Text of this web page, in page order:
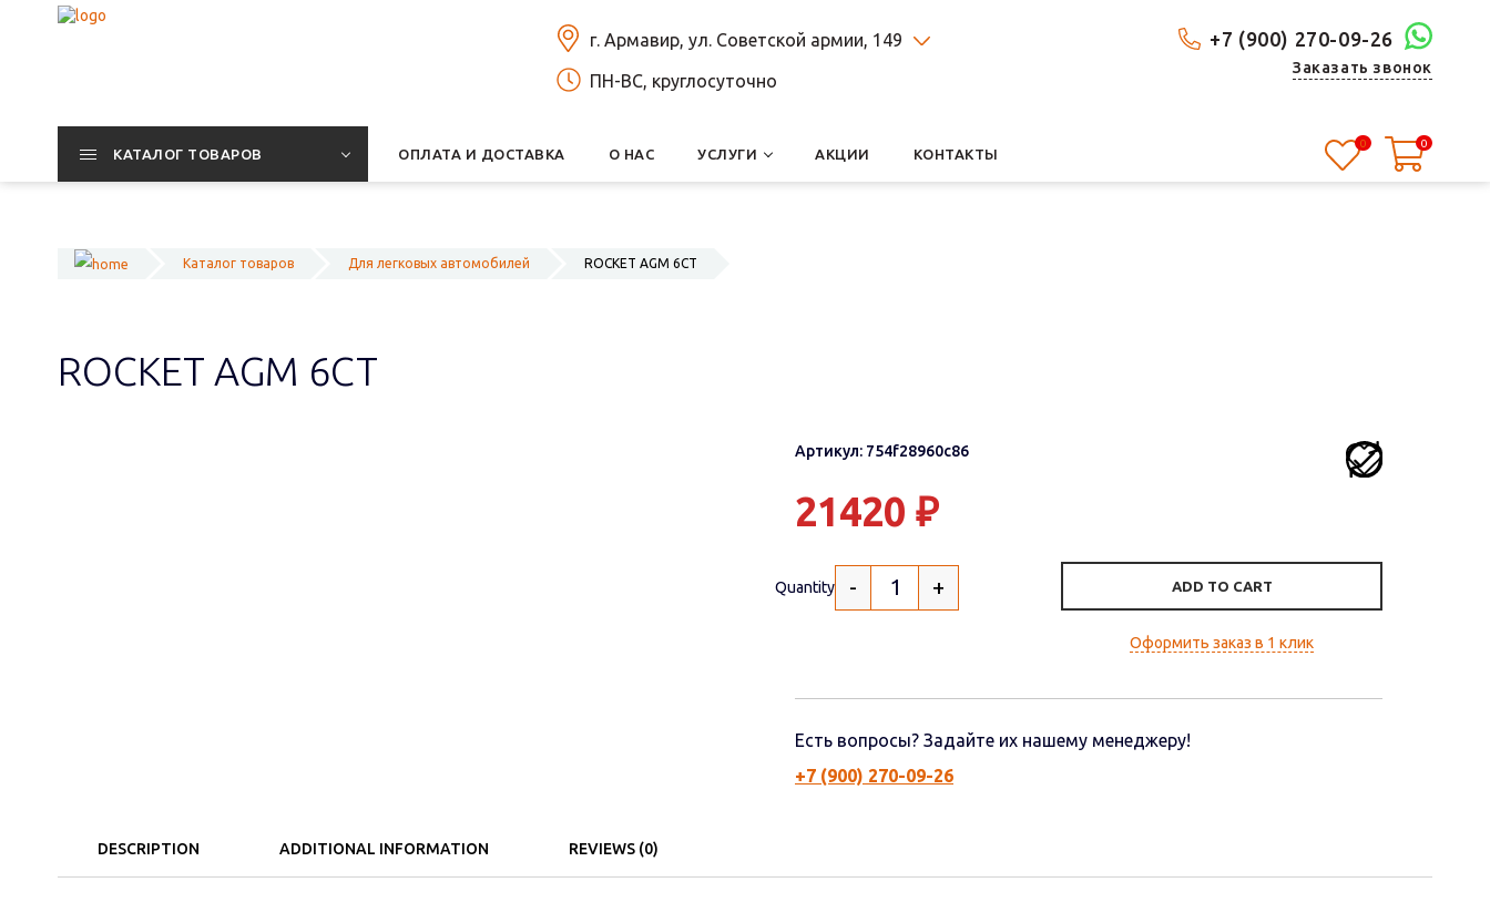
+7 (900) 270-09-26
Заказать звонок
г. Армавир, ул. Советской армии, 149
ПН-ВС, круглосуточно
КАТАЛОГ ТОВАРОВ ОПЛАТА И ДОСТАВКА О НАС УСЛУГИ АКЦИИ КОНТАКТЫ
0 0
Каталог товаров Для легковых автомобилей ROCKET AGM 6СТ
ROCKET AGM 6СТ
Артикул: 754f28960c86
21420 ₽
Quantity - + ADD TO CART
Оформить заказ в 1 клик
Есть вопросы? Задайте их нашему менеджеру!
+7 (900) 270-09-26
DESCRIPTION ADDITIONAL INFORMATION REVIEWS (0)